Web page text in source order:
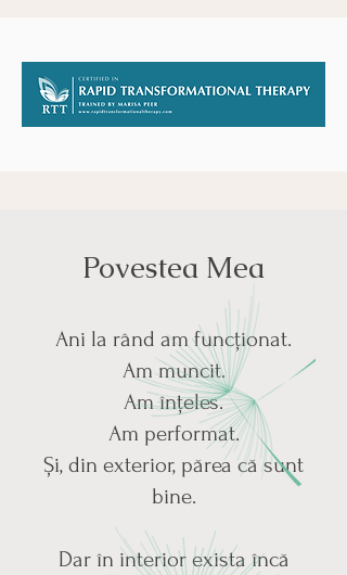
Povestea Mea
Ani la rând am funcționat.
Am muncit.
Am înțeles.
Am performat.
Și, din exterior, părea că sunt
bine.
Dar în interior exista încă